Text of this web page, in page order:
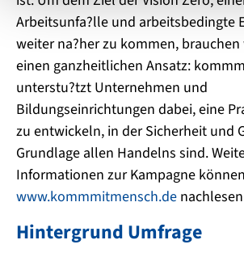
Arbeitsunfa?lle und arbeitsbedingte
weiter na?her zu kommen,
einen ganzheitlichen Ansatz:
unterstu?tzt Unternehmen und
Bildungseinrichtungen dabei, eine
zu entwickeln, in der Sicherheit und
Grundlage allen Handelns sind.
Informationen zur Kampagne
www.kommmitmensch.de
Hintergrund Umfrage